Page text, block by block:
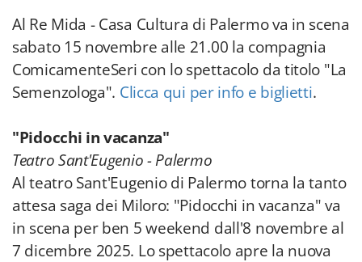
Al Re Mida - Casa Cultura di Palermo va in scena
sabato 15 novembre alle 21.00 la compagnia
ComicamenteSeri con lo spettacolo da titolo "La
Semenzologa". Clicca qui per info e biglietti.
"Pidocchi in vacanza"
Teatro Sant'Eugenio - Palermo
Al teatro Sant'Eugenio di Palermo torna la tanto
attesa saga dei Miloro: "Pidocchi in vacanza" va
in scena per ben 5 weekend dall'8 novembre al
7 dicembre 2025. Lo spettacolo apre la nuova